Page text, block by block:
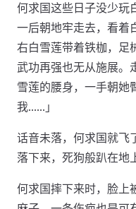
何求国这些日子没少玩
一后朝地牢走去，看着
右白雪莲带着铁枷，足
武功再强也无从施展。
雪莲的腰身，一手朝她
我……」
话音未落，何求国就飞
落下来，死狗般趴在地
何求国摔下来时，脸上